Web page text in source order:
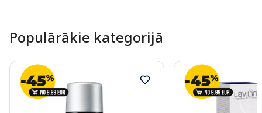
Populārākie kategorijā